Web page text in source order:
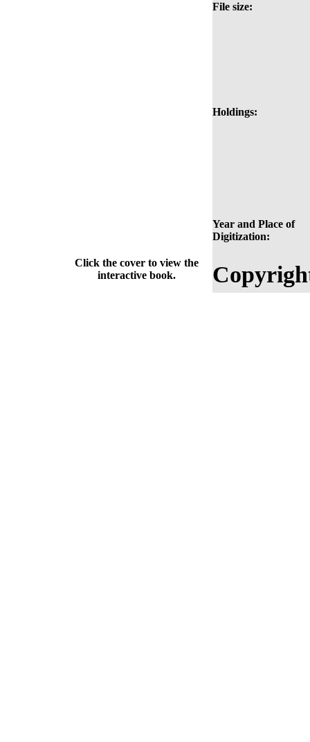
File size:
Holdings:
Year and Place of
Digitization:
Click the cover to view the
interactive book.